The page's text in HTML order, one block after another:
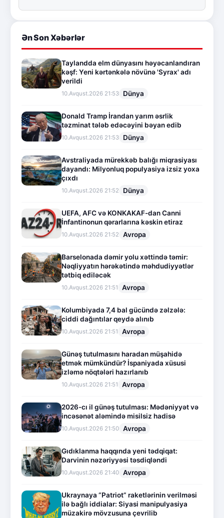
Ən Son Xəbərlər
Taylandda elm dünyasını həyəcanlandıran
kəşf: Yeni kərtənkələ növünə 'Syrax' adı
verildi
10.Avqust.2026 21:53 Dünya
Donald Tramp İrandan yarım əsrlik
təzminat tələb edəcəyini bəyan edib
10.Avqust.2026 21:53 Dünya
Avstraliyada mürekkəb balığı miqrasiyası
dayandı: Milyonluq populyasiya izsiz yoxa
çıxdı
10.Avqust.2026 21:52 Dünya
UEFA, AFC və KONKAKAF-dan Canni
İnfantinonun qərarlarına kəskin etiraz
10.Avqust.2026 21:52 Avropa
Barselonada dəmir yolu xəttində təmir:
Nəqliyyatın hərəkətində məhdudiyyətlər
tətbiq ediləcək
10.Avqust.2026 21:51 Avropa
Kolumbiyada 7,4 bal gücündə zəlzələ:
ciddi dağıntılar qeydə alınıb
10.Avqust.2026 21:51 Avropa
Günəş tutulmasını haradan müşahidə
etmək mümkündür? İspaniyada xüsusi
izləmə nöqtələri hazırlanıb
10.Avqust.2026 21:51 Avropa
2026-cı il günəş tutulması: Mədəniyyət və
incəsənət aləmində misilsiz hadisə
10.Avqust.2026 21:50 Avropa
Gıdıklanma haqqında yeni tədqiqat:
Darvinin nəzəriyyəsi təsdiqləndi
10.Avqust.2026 21:40 Avropa
Ukraynaya “Patriot” raketlərinin verilməsi
ilə bağlı iddialar: Siyasi manipulyasiya
müzakirə mövzusuna çevrilib